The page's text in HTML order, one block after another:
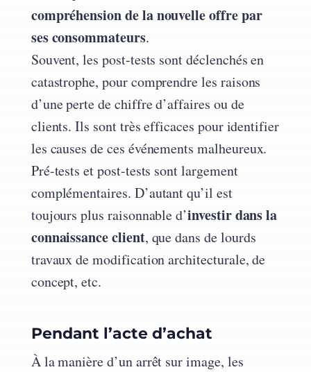
compréhension de la nouvelle offre par
ses consommateurs.
Souvent, les post-tests sont déclenchés en
catastrophe, pour comprendre les raisons
d’une perte de chiffre d’affaires ou de
clients. Ils sont très efficaces pour identifier
les causes de ces événements malheureux.
Pré-tests et post-tests sont largement
complémentaires. D’autant qu’il est
toujours plus raisonnable d’investir dans la
connaissance client, que dans de lourds
travaux de modification architecturale, de
concept, etc.
Pendant l’acte d’achat
À la manière d’un arrêt sur image, les